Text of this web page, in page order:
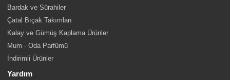
Bardak ve Sürahiler
Çatal Bıçak Takımları
Kalay ve Gümüş Kaplama Ürünler
Mum - Oda Parfümü
İndirimli Ürünler
Yardım